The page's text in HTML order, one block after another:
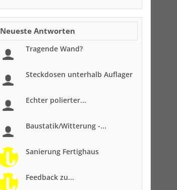
Neueste Antworten
Tragende Wand?
Steckdosen unterhalb Auflager
Echter polierter...
Baustatik/Witterung -...
Sanierung Fertighaus
Feedback zu...